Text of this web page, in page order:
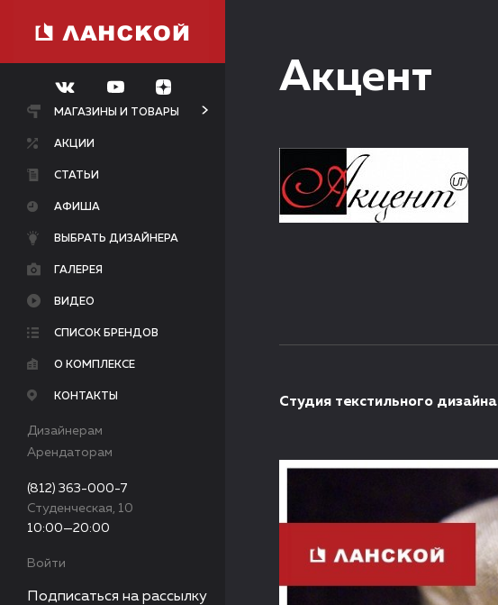
МАГАЗИНЫ И ТОВАРЫ
АКЦИИ
СТАТЬИ
АФИША
ВЫБРАТЬ ДИЗАЙНЕРА
ГАЛЕРЕЯ
ВИДЕО
СПИСОК БРЕНДОВ
О КОМПЛЕКСЕ
КОНТАКТЫ
Дизайнерам
Арендаторам
(812) 363-000-7
Студенческая, 10
10:00—20:00
Войти
Подписаться на рассылку
Акцент
Студия текстильного дизайна